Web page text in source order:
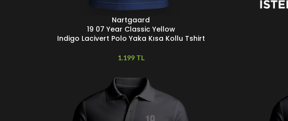
Nartgaard
19 07 Year Classic Yellow
Indigo Lacivert Polo Yaka Kısa Kollu Tshirt
TL